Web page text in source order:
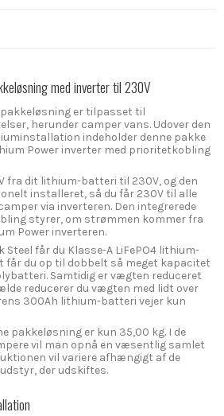
med inverter til 230V
er tilpasset til
herunder camper vans. Udover den
indeholder denne pakke
Power inverter med prioritetkobling
fra dit lithium-batteri til 230V, og den
installeret, så du får 230V til alle
via inverteren. Den integrerede
styrer, om strømmen kommer fra
Power inverteren.
Steel får du Klasse-A LiFePO4 lithium-
du op til dobbelt så meget kapacitet
Samtidig er vægten reduceret
reducerer du vægten med lidt over
300Ah lithium-batteri vejer kun
pakkeløsning er kun 35,00 kg. I de
vil man opnå en væsentlig samlet
vil variere afhængigt af de
der udskiftes.